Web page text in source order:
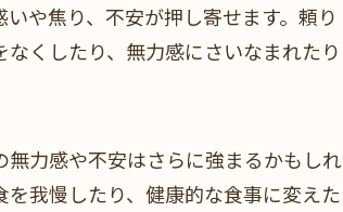
や焦り、不安が押し寄せます。頼り
くしたり、無力感にさいなまれたり
力感や不安はさらに強まるかもしれ
我慢したり、健康的な食事に変えた